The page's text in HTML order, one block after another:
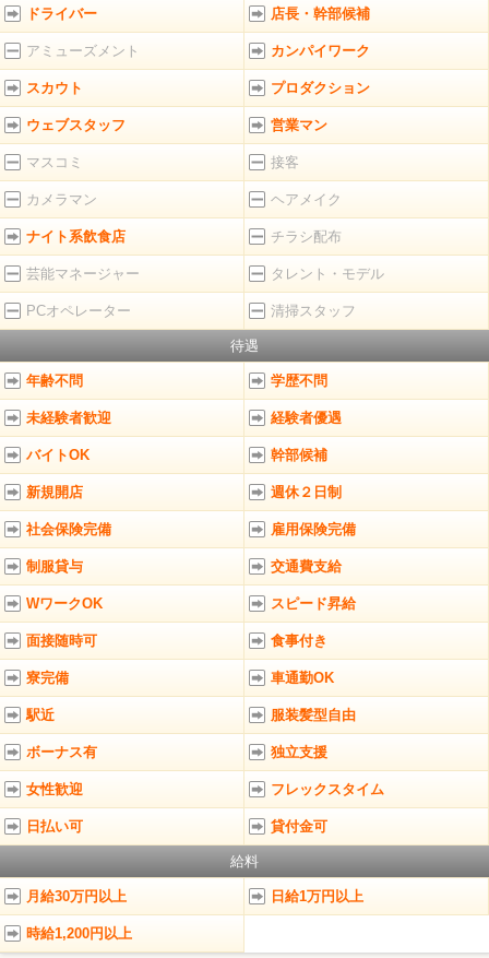
ドライバー 店長・幹部候補
アミューズメント カンパイワーク
スカウト プロダクション
ウェブスタッフ 営業マン
マスコミ 接客
カメラマン ヘアメイク
ナイト系飲食店 チラシ配布
芸能マネージャー タレント・モデル
PCオペレーター 清掃スタッフ
待遇
年齢不問 学歴不問
未経験者歓迎 経験者優遇
バイトOK 幹部候補
新規開店 週休２日制
社会保険完備 雇用保険完備
制服貸与 交通費支給
WワークOK スピード昇給
面接随時可 食事付き
寮完備 車通勤OK
駅近 服装髪型自由
ボーナス有 独立支援
女性歓迎 フレックスタイム
日払い可 貸付金可
給料
月給30万円以上 日給1万円以上
時給1,200円以上